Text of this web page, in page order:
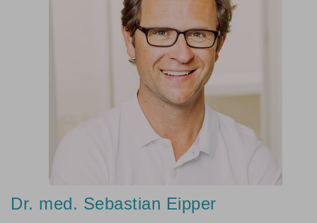
Dr. med. Sebastian Eipper